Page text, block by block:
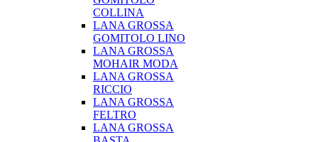
COLLINA
LANA GROSSA
GOMITOLO LINO
LANA GROSSA
MOHAIR MODA
LANA GROSSA
RICCIO
LANA GROSSA
FELTRO
LANA GROSSA